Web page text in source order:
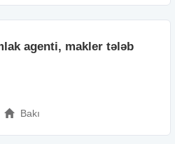
agenti, makler tələb
Bakı